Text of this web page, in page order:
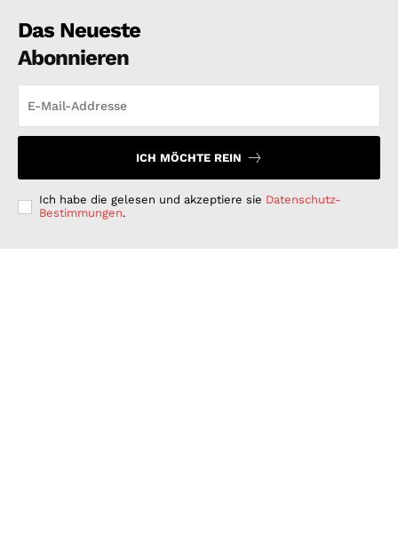
Das Neueste
Abonnieren
ICH MÖCHTE REIN
Ich habe die gelesen und akzeptiere sie Datenschutz-
Bestimmungen.